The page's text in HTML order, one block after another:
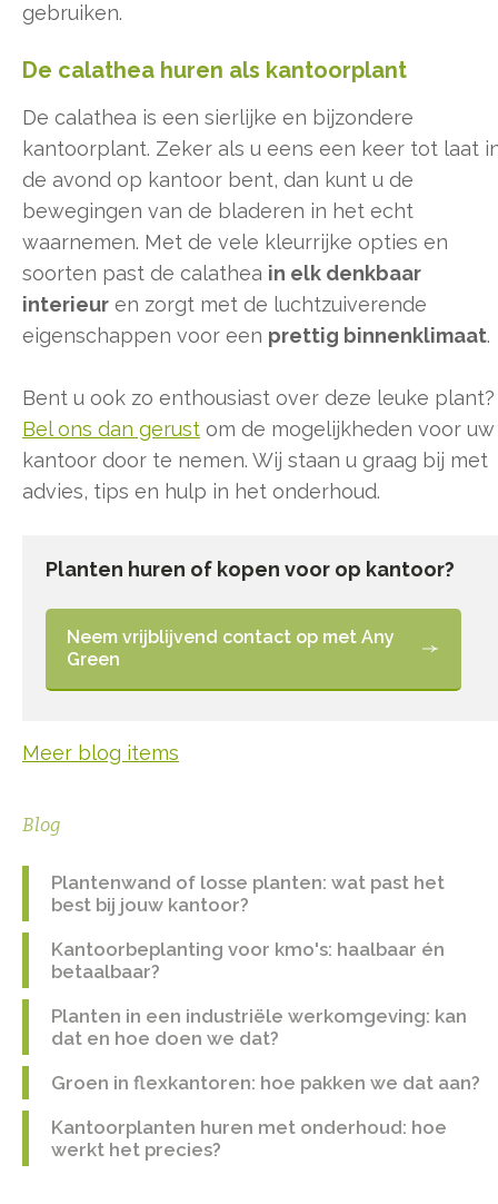
gebruiken.
De calathea huren als kantoorplant
De calathea is een sierlijke en bijzondere
kantoorplant. Zeker als u eens een keer tot laat
de avond op kantoor bent, dan kunt u de
bewegingen van de bladeren in het echt
waarnemen. Met de vele kleurrijke opties en
soorten past de calathea in elk denkbaar
interieur en zorgt met de luchtzuiverende
eigenschappen voor een prettig binnenklimaat.
Bent u ook zo enthousiast over deze leuke plant?
Bel ons dan gerust om de mogelijkheden voor uw
kantoor door te nemen. Wij staan u graag bij met
advies, tips en hulp in het onderhoud.
Planten huren of kopen voor op kantoor?
Neem vrijblijvend contact op met Any
Green
Meer blog items
Blog
Plantenwand of losse planten: wat past het
best bij jouw kantoor?
Kantoorbeplanting voor kmo's: haalbaar én
betaalbaar?
Planten in een industriële werkomgeving: kan
dat en hoe doen we dat?
Groen in flexkantoren: hoe pakken we dat aan?
Kantoorplanten huren met onderhoud: hoe
werkt het precies?